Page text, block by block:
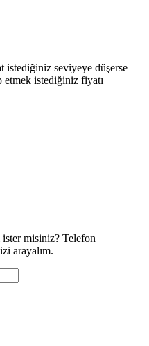
istediğiniz seviyeye düşerse
etmek istediğiniz fiyatı
misiniz? Telefon
arayalım.